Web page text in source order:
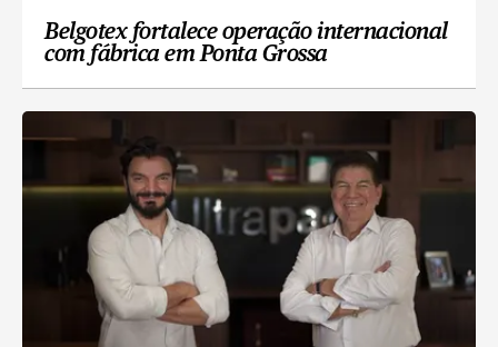
Belgotex fortalece operação internacional
com fábrica em Ponta Grossa